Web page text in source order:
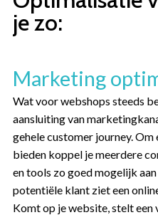
je zo:
Marketing
Wat voor webshops steeds
aansluiting van
gehele customer journey.
bieden koppel je meerdere
en tools zo goed mogelijk
potentiële klant ziet een
Komt op je website, stelt een